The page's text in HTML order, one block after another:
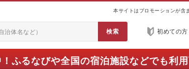
本サイトはプロモーションが含
初めての方
ふるなびや全国の宿泊施設などでも利用